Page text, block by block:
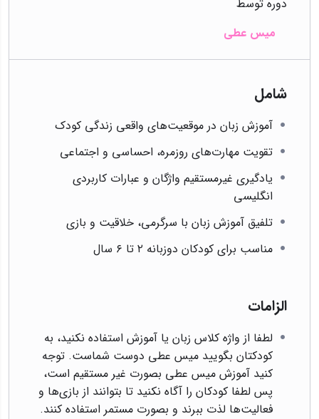
دوره توسط
میس عطی
شامل
آموزش زبان در موقعیت‌های واقعی زندگی کودک
تقویت مهارت‌های روزمره، احساسی و اجتماعی
یادگیری غیرمستقیم واژگان و عبارات کاربردی
انگلیسی
تلفیق آموزش زبان با سرگرمی، خلاقیت و بازی
مناسب برای کودکان دوزبانه ۲ تا ۶ سال
الزامات
لطفا از واژه کلاس زبان یا آموزش استفاده نکنید، به
کودکتان بگویید میس عطی دوست شماست. توجه
کنید آموزش میس عطی بصورت غیر مستقیم است،
پس لطفا کودکان را آگاه نکنید تا بتوانند از بازی‌ها و
فعالیت‌ها لذت ببرند و بصورت مستمر استفاده کنند.